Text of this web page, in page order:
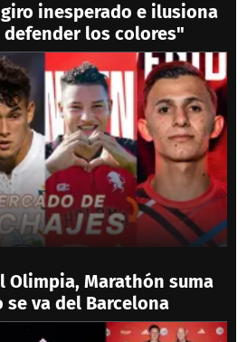
inesperado e ilusiona
defender los colores"
Olimpia, Marathón suma
va del Barcelona